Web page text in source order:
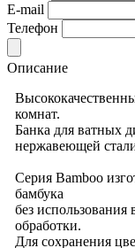
E-mail
Телефон
Описание
комнат.
Банка для ватных
нержавеющей
Серия Bamboo
бамбука
без использования
обработки.
Для сохранения